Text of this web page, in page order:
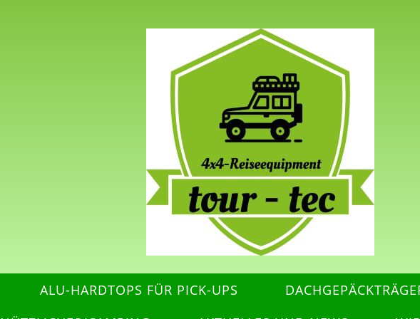
ALU-HARDTOPS FÜR PICK-UPS